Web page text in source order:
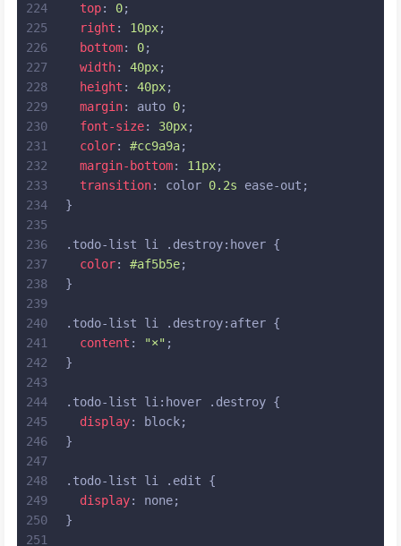
224
225
226
227
228
229
230
231
232
233
234
235
236
237
238
239
240
241
242
243
244
245
246
247
248
249
250
251
top: 0;
right : 10px;
bottom: 0;
width: 40px;
height : 40px;
margin: auto 0;
font-size: 30px;
color: #cc9a9a;
margin-bottom: 11px;
transition: color 0.2s ease-out;
}
.todo-list li .destroy:hover {
color: #af5b5e;
}
.todo-list li .destroy:after {
content : "×" ;
}
.todo-list li :hover .destroy {
display: block;
}
.todo-list li .edit {
display: none;
}